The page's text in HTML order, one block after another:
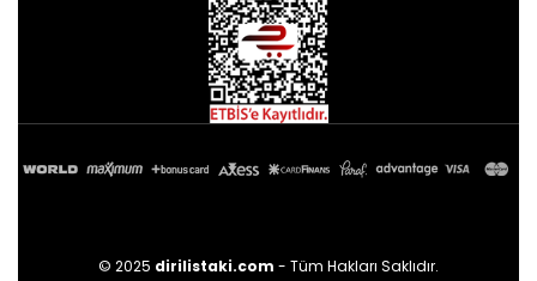
© 2025 dirilistaki.com - Tüm Hakları Saklıdır.